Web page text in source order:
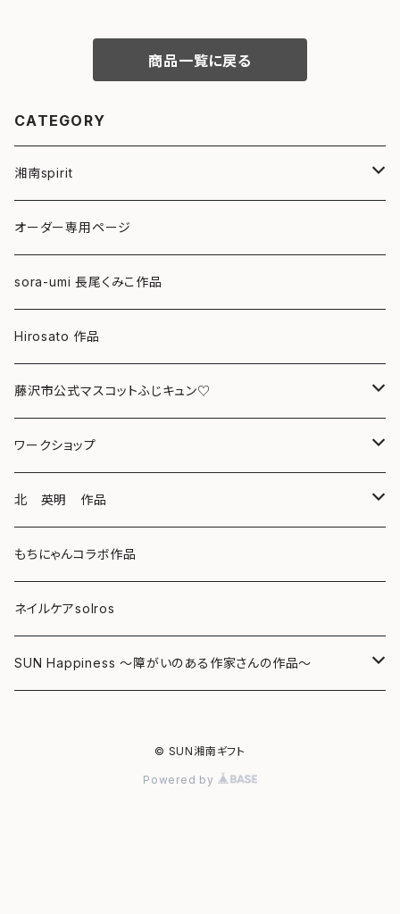
商品一覧に戻る
CATEGORY
湘南spirit
ポストカード
グリーティングカード
クリアファイル
マグカップ
スマホケース
キーホルダー
バッグ
Tシャツ
ミラー
オーダー専用ページ
sora-umi 長尾くみこ作品
Hirosato 作品
藤沢市公式マスコットふじキュン♡
クリアファイル
ボールペン
キーホルダー
マグネット
シール
ワークショップ
海レジンアートボード
レジンチャーム
サンキャッチャー
北 英明 作品
ポストカード
もちにゃんコラボ作品
ネイルケアsolros
SUN Happiness ～障がいのある作家さんの作品～
© SUN湘南ギフト
Powered by